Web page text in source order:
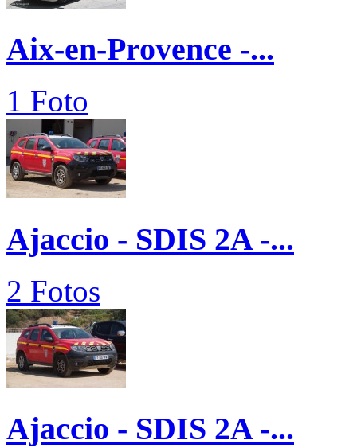
Aix-en-Provence -...
1 Foto
Ajaccio - SDIS 2A -...
2 Fotos
Ajaccio - SDIS 2A -...